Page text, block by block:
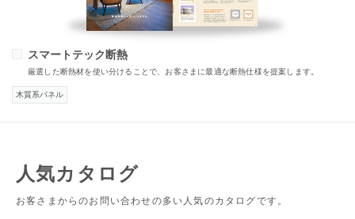
スマートテック断熱
厳選した断熱材を使い分けることで、お客さまに最適な断熱仕様を提案します。
木質系パネル
人気カタログ
お客さまからのお問い合わせの多い人気のカタログです。